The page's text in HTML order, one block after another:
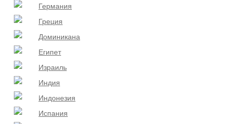
Германия
Греция
Доминикана
Египет
Израиль
Индия
Индонезия
Испания